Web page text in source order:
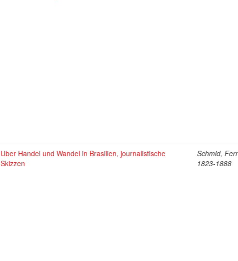
Uber Handel und Wandel in Brasilien, journalistische
Skizzen
Schmid,
1823-1888